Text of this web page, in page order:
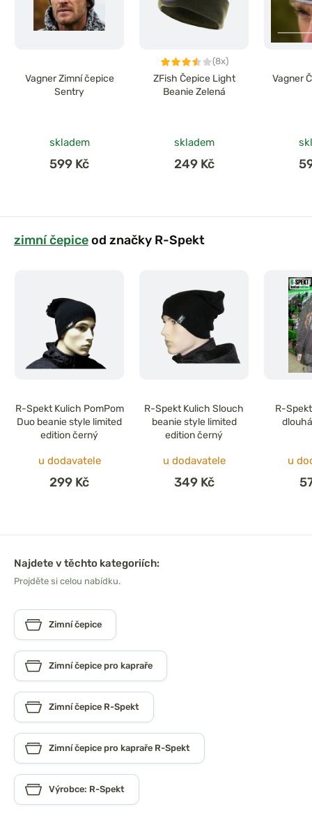
Vagner Zimní čepice
Sentry
skladem
599 Kč
(8x)
ZFish Čepice Light
Beanie Zelená
skladem
249 Kč
Vagner
zimní čepiceod značky R-Spekt
R-Spekt Kulich PomPom
Duo beanie style limited
edition černý
u dodavatele
299 Kč
R-Spekt Kulich Slouch
beanie style limited
edition černý
u dodavatele
349 Kč
R-
u
Najdete v těchto kategoriích:
Projděte si celou nabídku.
Zimní čepice
Zimní čepice pro kapraře
Zimní čepice R-Spekt
Zimní čepice pro kapraře R-Spekt
Výrobce: R-Spekt